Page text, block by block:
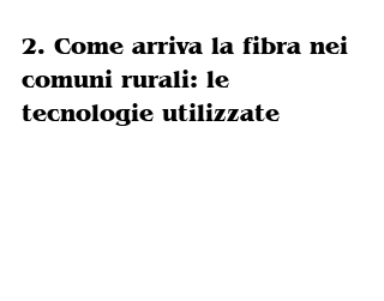
2. Come arriva la fibra nei
comuni rurali: le
tecnologie utilizzate